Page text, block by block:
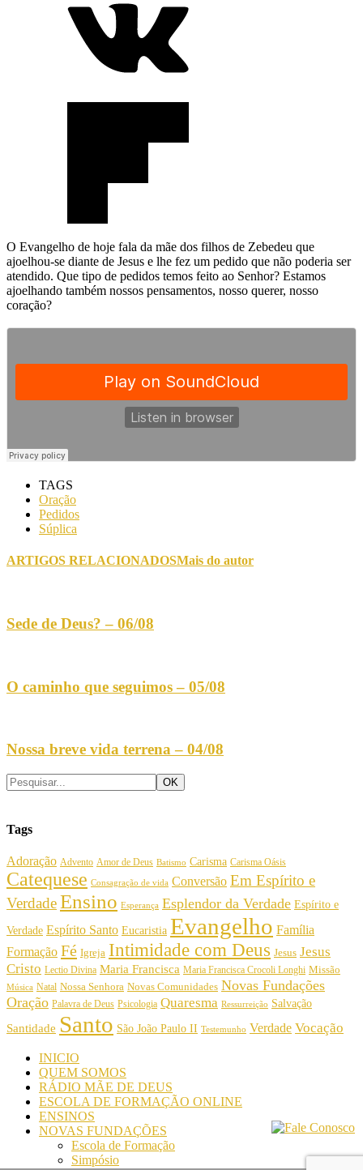
O Evangelho de hoje fala da mãe dos filhos de Zebedeu que
ajoelhou-se diante de Jesus e lhe fez um pedido que não poderia ser
atendido. Que tipo de pedidos temos feito ao Senhor? Estamos
ajoelhando também nossos pensamentos, nosso querer, nosso
coração?
TAGS
Oração
Pedidos
Súplica
ARTIGOS RELACIONADOSMais do autor
Sede de Deus? – 06/08
O caminho que seguimos – 05/08
Nossa breve vida terrena – 04/08
Tags
Adoração Advento Amor de Deus Batismo Carisma Carisma Oásis
Catequese Consagração de vida Conversão Em Espírito e
VerdadeEnsino Esperança Esplendor da Verdade Espírito e
Verdade Espírito Santo Eucaristia Evangelho Família
Formação Fé Igreja Intimidade com Deus Jesus Jesus
Cristo Lectio Divina Maria Francisca Maria Francisca Crocoli Longhi Missão
Música Natal Nossa Senhora Novas Comunidades Novas Fundações
Oração Palavra de Deus Psicologia Quaresma Ressurreição Salvação
Santidade Santo São João Paulo II Testemunho Verdade Vocação
INICIO
QUEM SOMOS
RÁDIO MÃE DE DEUS
ESCOLA DE FORMAÇÃO ONLINE
ENSINOS
NOVAS FUNDAÇÕES
Escola de Formação
Simpósio